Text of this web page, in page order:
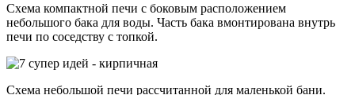
Схема компактной печи с боковым расположением
небольшого бака для воды. Часть бака вмонтирована внутрь
печи по соседству с топкой.
Схема небольшой печи рассчитанной для маленькой бани.